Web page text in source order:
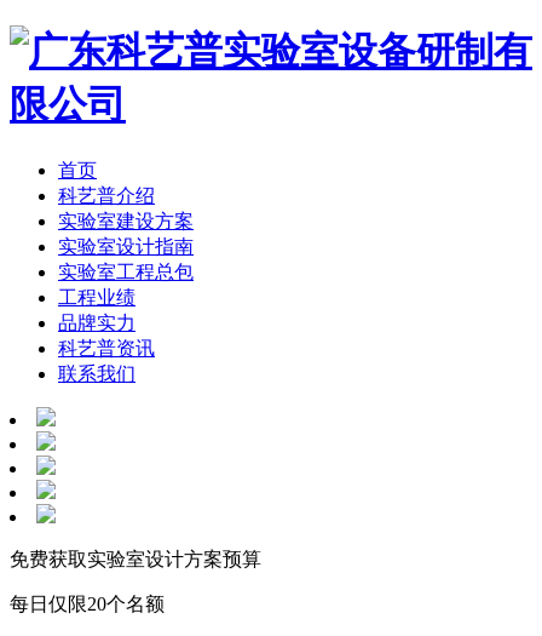
首页
科艺普介绍
实验室建设方案
实验室设计指南
实验室工程总包
工程业绩
品牌实力
科艺普资讯
联系我们
免费获取实验室设计方案预算
每日仅限20个名额